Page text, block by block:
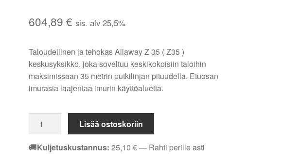
604,89 € sis. alv 25,5%
Taloudellinen ja tehokas Allaway Z 35 ( Z35 )
keskusyksikkö, joka soveltuu keskikokoisiin taloihin
maksimissaan 35 metrin putkilinjan pituudella. Etuosan
imurasia laajentaa imurin käyttöaluetta.
35
Lisää ostoskoriin
🚚Kuljetuskustannus: 25,10 €— Rahti perille asti